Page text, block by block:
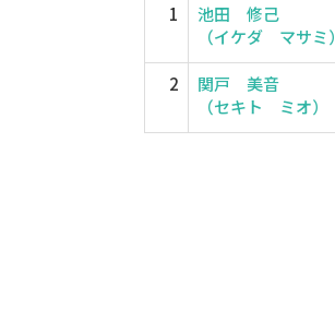
1
池田 修己
（イケダ マサミ）
2
関戸 美音
（セキト ミオ）